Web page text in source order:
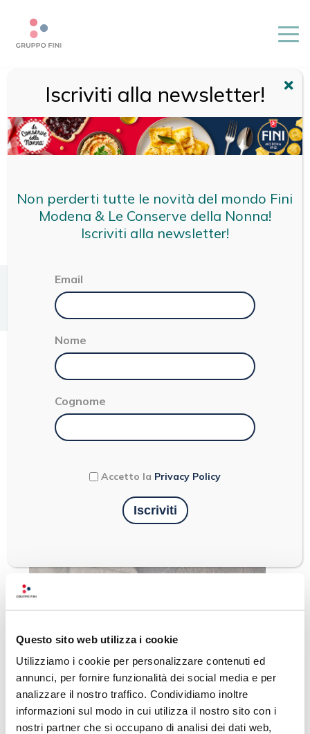
Questo sito web utilizza i cookie
Utilizziamo i cookie per personalizzare contenuti ed
annunci, per fornire funzionalità dei social media e per
analizzare il nostro traffico. Condividiamo inoltre
informazioni sul modo in cui utilizza il nostro sito con i
nostri partner che si occupano di analisi dei dati web,
/TAGLIATELLE
< 1
TAGLIATELLE
Ultimi articoli
LEGUMI: IDEE ORIGINALI,
NUTRIENTI E FACILI DA
PREPARARE
Iscriviti alla newsletter!
Non perderti tutte le novità del mondo Fini
Modena & Le Conserve della Nonna!
Iscriviti alla newsletter!
Email
Nome
Cognome
Accetto la Privacy Policy